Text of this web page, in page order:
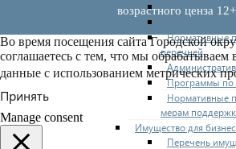
Порядок
Порядок
Нормативные
перечней
Программы
Нормативные
мерам
Имущество для
Перечень
возрастного ценза
Во время посещения сайта Городской
соглашаетесь с тем, что мы
данные с использованием метрических
Принять
Manage consent